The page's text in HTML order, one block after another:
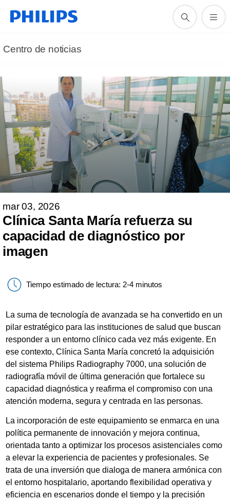
Centro de noticias
mar 03, 2026
Clínica Santa María refuerza su
capacidad de diagnóstico por
imagen
Tiempo estimado de lectura: 2-4 minutos
La suma de tecnología de avanzada se ha convertido en un
pilar estratégico para las instituciones de salud que buscan
responder a un entorno clínico cada vez más exigente. En
ese contexto, Clínica Santa María concretó la adquisición
del sistema Philips Radiography 7000, una solución de
radiografía móvil de última generación que fortalece su
capacidad diagnóstica y reafirma el compromiso con una
atención moderna, segura y centrada en las personas.
La incorporación de este equipamiento se enmarca en una
política permanente de innovación y mejora continua,
orientada tanto a optimizar los procesos asistenciales como
a elevar la experiencia de pacientes y profesionales. Se
trata de una inversión que dialoga de manera armónica con
el entorno hospitalario, aportando flexibilidad operativa y
eficiencia en escenarios donde el tiempo y la precisión